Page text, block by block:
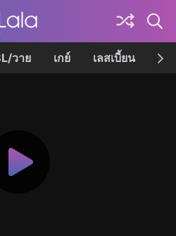
วาย เกย์ เลสเบี้ยน เค